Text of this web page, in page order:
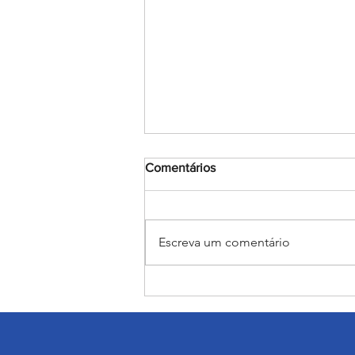
Comentários
Escreva um comentário